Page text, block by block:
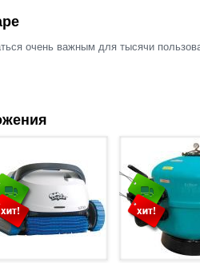
очень важным для тысячи